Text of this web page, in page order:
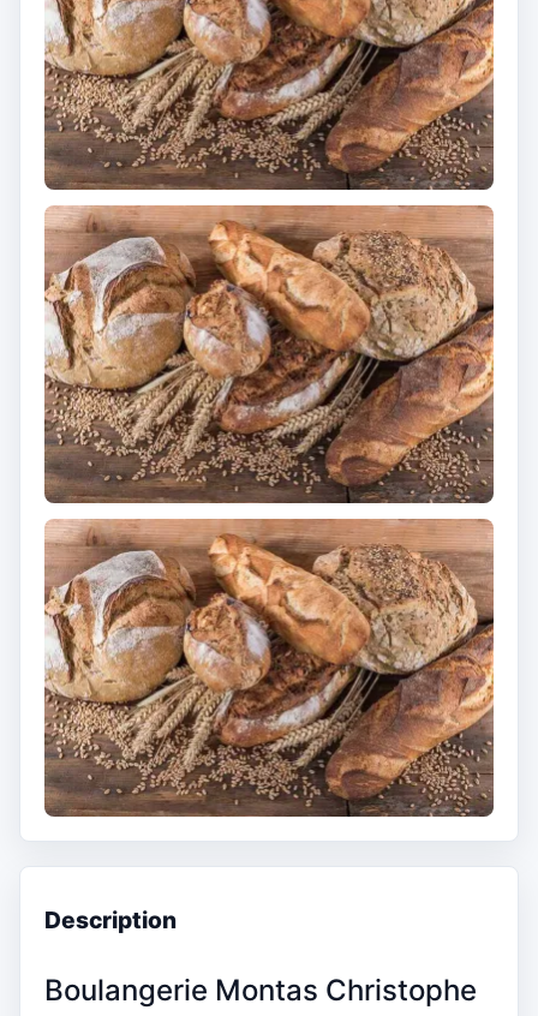
Description
Boulangerie Montas Christophe